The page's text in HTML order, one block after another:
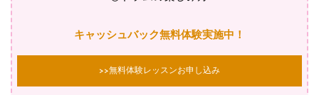
キャッシュバック無料体験実施中！
>>無料体験レッスンお申し込み